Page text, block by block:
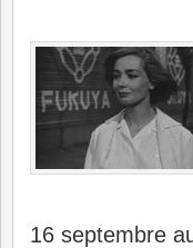
16 septembre